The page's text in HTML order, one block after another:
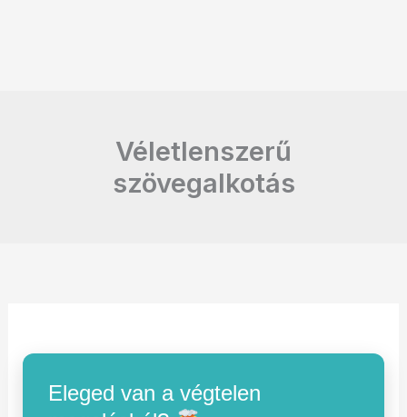
Véletlenszerű
szövegalkotás
Eleged van a végtelen